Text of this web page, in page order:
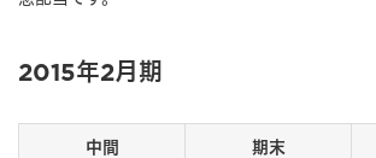
2015年2月期
中間 期末